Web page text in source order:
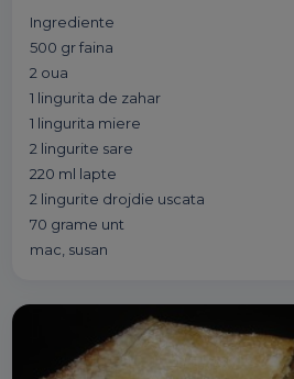
Ingrediente
500 gr faina
2 oua
1 lingurita de zahar
1 lingurita miere
2 lingurite sare
220 ml lapte
2 lingurite drojdie uscata
70 grame unt
mac, susan